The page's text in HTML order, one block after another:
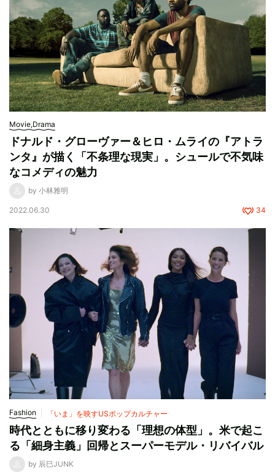
Movie,Drama
ドナルド・グローヴァー＆ヒロ・ムライの『アトラ
ンタ』が描く「不条理な現実」。シュールで不気味
なコメディの魅力
by 小林雅明
2022.06.30 34
Fashion 「いま」を映すUSポップカルチャー
時代とともに移り変わる「理想の体型」。米で起こ
る「細身主義」回帰とスーパーモデル・リバイバル
by 辰巳JUNK